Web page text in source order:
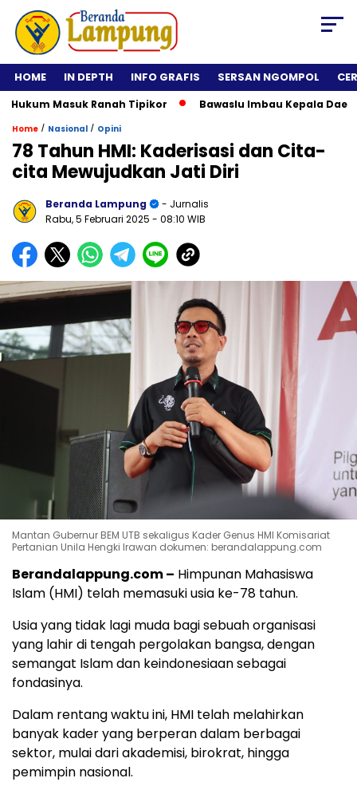
HOME IN DEPTH INFO GRAFIS SERSAN NGOMPOL
Masuk Ranah Tipikor Bawaslu Imbau Kepala Daerah
Home / Nasional / Opini
78 Tahun HMI: Kaderisasi dan Cita-
cita Mewujudkan Jati Diri
Beranda Lampung
- Jurnalis
Rabu, 5 Februari 2025 - 08:10 WIB
Mantan Gubernur BEM UTB sekaligus Kader Genus HMI Komisariat
Pertanian Unila Hengki Irawan dokumen: berandalappung.com
Berandalappung.com – Himpunan Mahasiswa
Islam (HMI) telah memasuki usia ke-78 tahun.
Usia yang tidak lagi muda bagi sebuah organisasi
yang lahir di tengah pergolakan bangsa, dengan
semangat Islam dan keindonesiaan sebagai
fondasinya.
Dalam rentang waktu ini, HMI telah melahirkan
banyak kader yang berperan dalam berbagai
sektor, mulai dari akademisi, birokrat, hingga
pemimpin nasional.